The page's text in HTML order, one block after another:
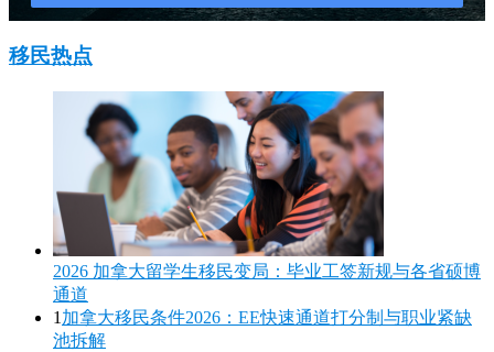
移民热点
2026 加拿大留学生移民变局：毕业工签新规与各省硕博
通道
1 加拿大移民条件2026：EE快速通道打分制与职业紧缺
池拆解